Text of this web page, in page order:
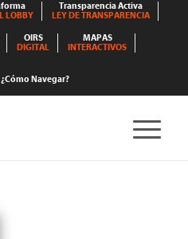
LOBBY
Transparencia Activa
LEY DE TRANSPARENCIA
OIRS
DIGITAL
MAPAS
INTERACTIVOS
Navegar?